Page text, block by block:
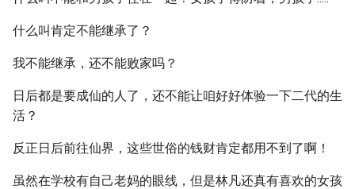
什么叫肯定不能继承了？
我不能继承，还不能败家吗？
日后都是要成仙的人了，还不能让咱好好体验一下二代的生
活？
反正日后前往仙界，这些世俗的钱财肯定都用不到了啊！
虽然在学校有自己老妈的眼线，但是林凡还真有喜欢的女孩